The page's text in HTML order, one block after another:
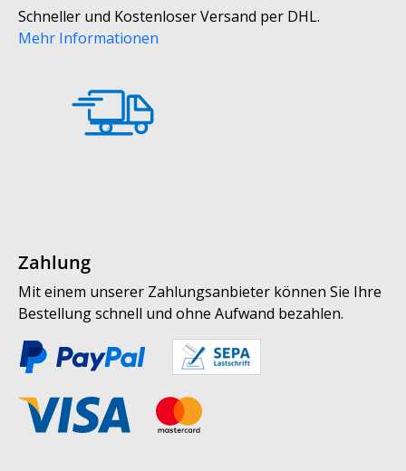
Schneller und Kostenloser Versand per DHL.
Mehr Informationen
Zahlung
Mit einem unserer Zahlungsanbieter können Sie Ihre
Bestellung schnell und ohne Aufwand bezahlen.